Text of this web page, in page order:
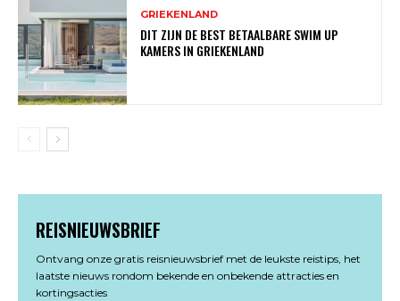
GRIEKENLAND
DIT ZIJN DE BEST BETAALBARE SWIM UP
KAMERS IN GRIEKENLAND
REISNIEUWSBRIEF
Ontvang onze gratis reisnieuwsbrief met de leukste reistips, het
laatste nieuws rondom bekende en onbekende attracties en
kortingsacties